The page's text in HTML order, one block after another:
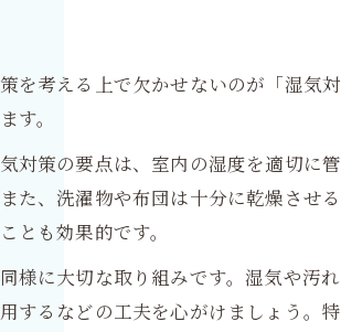
を考える上で欠かせないのが「湿気
す。
対策の要点は、室内の湿度を適切に
た、洗濯物や布団は十分に乾燥させ
とも効果的です。
様に大切な取り組みです。湿気や汚
するなどの工夫を心がけましょう。